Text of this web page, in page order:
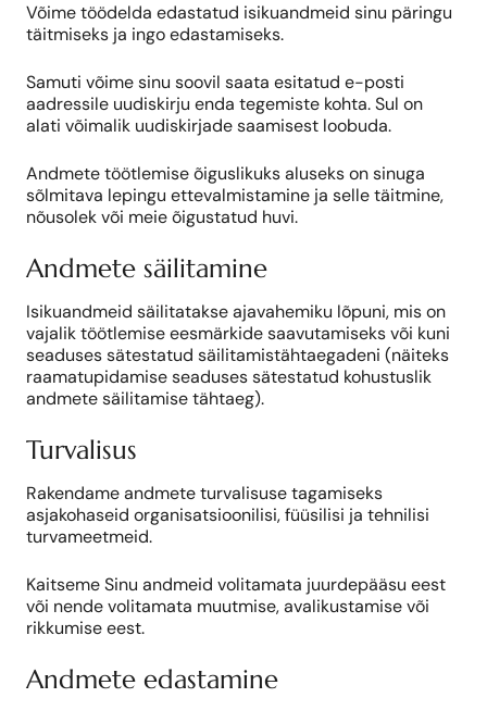
Võime töödelda edastatud isikuandmeid sinu päringu
täitmiseks ja ingo edastamiseks.
Samuti võime sinu soovil saata esitatud e-posti
aadressile uudiskirju enda tegemiste kohta. Sul on
alati võimalik uudiskirjade saamisest loobuda.
Andmete töötlemise õiguslikuks aluseks on sinuga
sõlmitava lepingu ettevalmistamine ja selle täitmine,
nõusolek või meie õigustatud huvi.
Andmete säilitamine
Isikuandmeid säilitatakse ajavahemiku lõpuni, mis on
vajalik töötlemise eesmärkide saavutamiseks või kuni
seaduses sätestatud säilitamistähtaegadeni (näiteks
raamatupidamise seaduses sätestatud kohustuslik
andmete säilitamise tähtaeg).
Turvalisus
Rakendame andmete turvalisuse tagamiseks
asjakohaseid organisatsioonilisi, füüsilisi ja tehnilisi
turvameetmeid.
Kaitseme Sinu andmeid volitamata juurdepääsu eest
või nende volitamata muutmise, avalikustamise või
rikkumise eest.
Andmete edastamine